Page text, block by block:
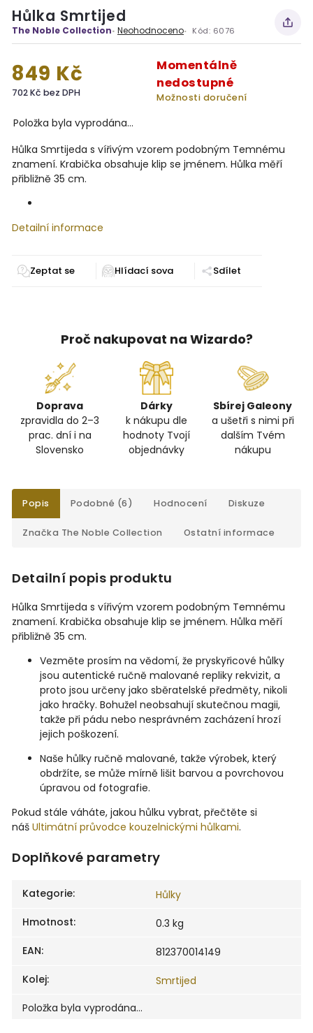
Hůlka Smrtijed
The Noble Collection Neohodnoceno Kód: 6076
849 Kč
702 Kč bez DPH
Momentálně
nedostupné
Možnosti doručení
Položka byla vyprodána…
Hůlka Smrtijeda s vířivým vzorem podobným Temnému
znamení. Krabička obsahuje klip se jménem. Hůlka měří
přibližně 35 cm.
Detailní informace
Zeptat se Sdílet
Proč nakupovat na Wizardo?
Doprava
zpravidla do 2–3
prac. dní i na
Slovensko
Dárky
k nákupu dle
hodnoty Tvojí
objednávky
Sbírej Galeony
a ušetři s nimi při
dalším Tvém
nákupu
Popis Podobné (6) Hodnocení Diskuze
Značka The Noble Collection Ostatní informace
Detailní popis produktu
Hůlka Smrtijeda s vířivým vzorem podobným Temnému
znamení. Krabička obsahuje klip se jménem. Hůlka měří
přibližně 35 cm.
Vezměte prosím na vědomí, že pryskyřicové hůlky
jsou autentické ručně malované repliky rekvizit, a
proto jsou určeny jako sběratelské předměty, nikoli
jako hračky. Bohužel neobsahují skutečnou magii,
takže při pádu nebo nesprávném zacházení hrozí
jejich poškození.
Naše hůlky ručně malované, takže výrobek, který
obdržíte, se může mírně lišit barvou a povrchovou
úpravou od fotografie.
Pokud stále váháte, jakou hůlku vybrat, přečtěte si
náš Ultimátní průvodce kouzelnickými hůlkami.
Doplňkové parametry
Kategorie:
Hůlky
Hmotnost:
0.3 kg
EAN:
812370014149
Kolej:
Smrtijed
Položka byla vyprodána…